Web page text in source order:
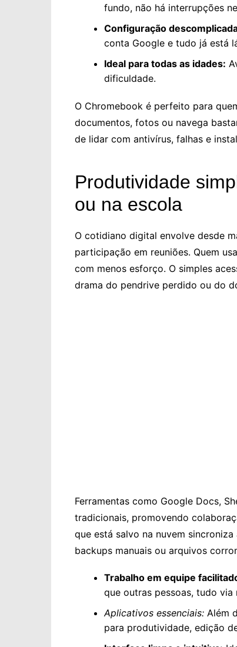
fundo, não há interrupções
Configuração
conta Google e tudo já está
Ideal para todas as idades:
dificuldade.
O Chromebook é perfeito para
documentos, fotos ou navega
de lidar com antivírus, falhas e
Produtividade
ou na escola
O cotidiano digital envolve desde
participação em reuniões. Quem
com menos esforço. O simples
drama do pendrive perdido ou do
Ferramentas como Google Docs,
tradicionais, promovendo
que está salvo na nuvem
backups manuais ou arquivos
Trabalho em equipe
que outras pessoas, tudo via
Aplicativos essenciais: Além
para produtividade, edição